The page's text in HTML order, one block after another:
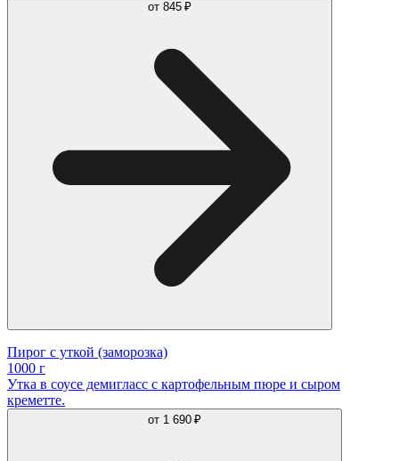
от 845 ₽
Пирог с уткой (заморозка)
1000 г
Утка в соусе демигласс с картофельным пюре и сыром
креметте.
от 1 690 ₽